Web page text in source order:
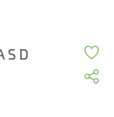
S D